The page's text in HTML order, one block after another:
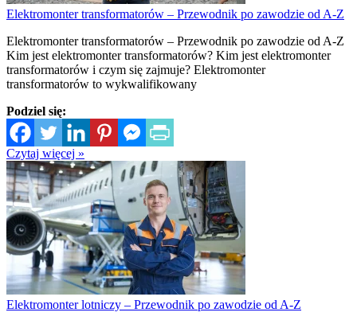
Elektromonter transformatorów – Przewodnik po zawodzie od A-Z
Elektromonter transformatorów – Przewodnik po zawodzie od A-Z
Kim jest elektromonter transformatorów? Kim jest elektromonter
transformatorów i czym się zajmuje? Elektromonter
transformatorów to wykwalifikowany
Podziel się:
Czytaj więcej »
Elektromonter lotniczy – Przewodnik po zawodzie od A-Z